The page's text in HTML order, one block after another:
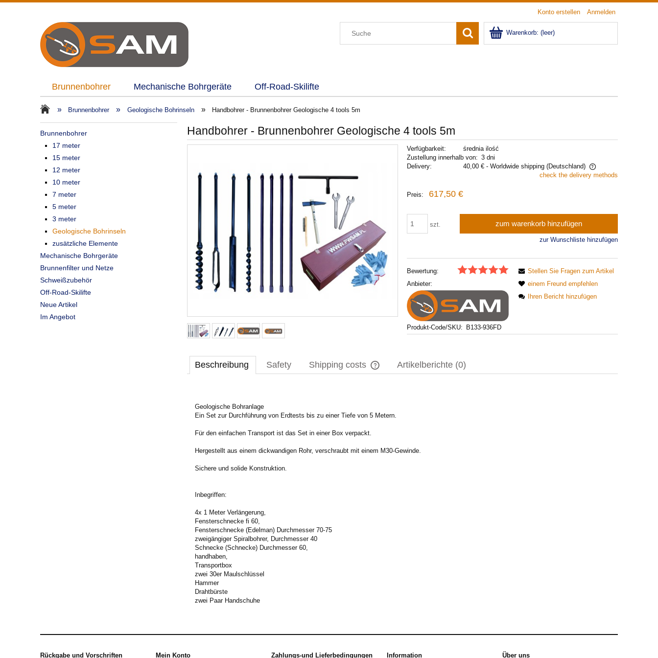
Konto erstellen Anmelden
Warenkorb: (leer)
Brunnenbohrer Mechanische Bohrgeräte Off-Road-Skilifte
» Brunnenbohrer » Geologische Bohrinseln » Handbohrer - Brunnenbohrer Geologische 4 tools 5m
Brunnenbohrer
17 meter
15 meter
12 meter
10 meter
7 meter
5 meter
3 meter
Geologische Bohrinseln
zusätzliche Elemente
Mechanische Bohrgeräte
Brunnenfilter und Netze
Schweißzubehör
Off-Road-Skilifte
Neue Artikel
Im Angebot
Handbohrer - Brunnenbohrer Geologische 4 tools 5m
Verfügbarkeit:
średnia ilość
Zustellung innerhalb von: 3 dni
Delivery:
40,00 € - Worldwide shipping (Deutschland)
check the delivery methods
Preis: 617,50 €
szt. zum warenkorb hinzufügen
zur Wunschliste hinzufügen
Bewertung:
Anbieter:
Produkt-Code/SKU: B133-936FD
Stellen Sie Fragen zum Artikel
einem Freund empfehlen
Ihren Bericht hinzufügen
Beschreibung Safety Shipping costs Artikelberichte (0)
Geologische Bohranlage
Ein Set zur Durchführung von Erdtests bis zu einer Tiefe von 5 Metern.
Für den einfachen Transport ist das Set in einer Box verpackt.
Hergestellt aus einem dickwandigen Rohr, verschraubt mit einem M30-Gewinde.
Sichere und solide Konstruktion.
Inbegriffen:
4x 1 Meter Verlängerung,
Fensterschnecke fi 60,
Fensterschnecke (Edelman) Durchmesser 70-75
zweigängiger Spiralbohrer, Durchmesser 40
Schnecke (Schnecke) Durchmesser 60,
handhaben,
Transportbox
zwei 30er Maulschlüssel
Hammer
Drahtbürste
zwei Paar Handschuhe
Rückgabe und Vorschriften Mein Konto Zahlungs-und Lieferbedingungen Information Über uns